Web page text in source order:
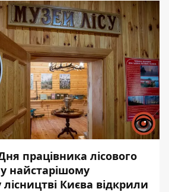
працівника лісового
найстарішому
Києва відкрили